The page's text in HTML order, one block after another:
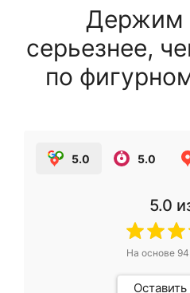
Держим
серьезнее,
по
5.0 5.0
5.0
На основе